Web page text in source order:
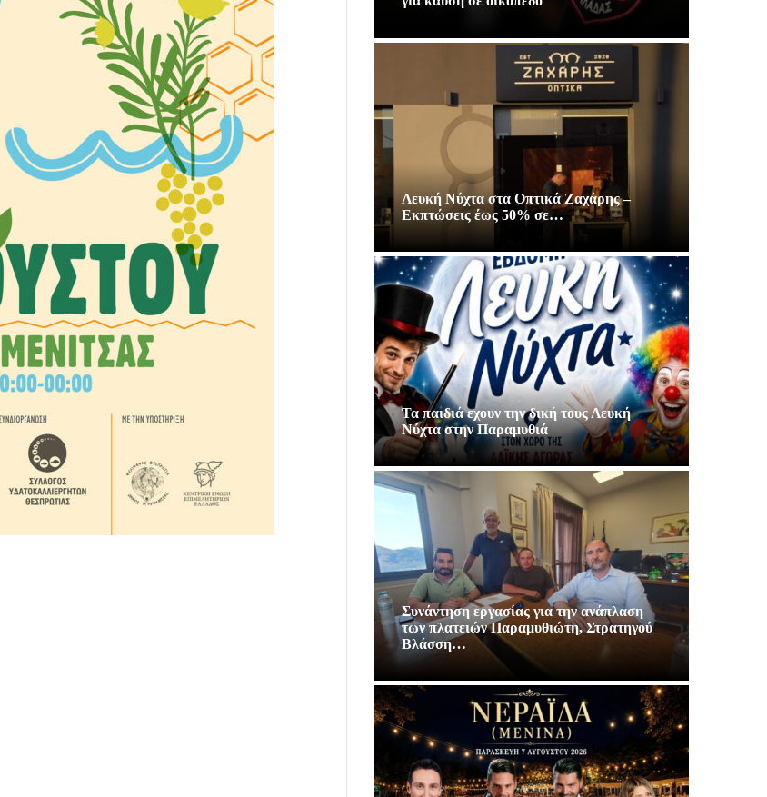
Λευκή Νύχτα στα Οπτικά Ζαχάρης –
Εκπτώσεις έως 50% σε…
Τα παιδιά εχουν την δική τους Λευκή
Νύχτα στην Παραμυθιά
Συνάντηση εργασίας για την ανάπλαση
των πλατειών Παραμυθιώτη, Στρατηγού
Βλάσση…